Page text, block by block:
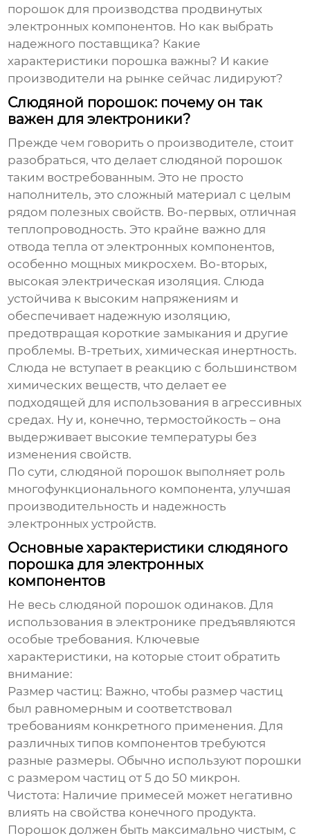
порошок для производства продвинутых
электронных компонентов. Но как выбрать
надежного поставщика? Какие
характеристики порошка важны? И какие
производители на рынке сейчас лидируют?
Слюдяной порошок: почему он так
важен для электроники?
Прежде чем говорить о производителе, стоит
разобраться, что делает слюдяной порошок
таким востребованным. Это не просто
наполнитель, это сложный материал с целым
рядом полезных свойств. Во-первых, отличная
теплопроводность. Это крайне важно для
отвода тепла от электронных компонентов,
особенно мощных микросхем. Во-вторых,
высокая электрическая изоляция. Слюда
устойчива к высоким напряжениям и
обеспечивает надежную изоляцию,
предотвращая короткие замыкания и другие
проблемы. В-третьих, химическая инертность.
Слюда не вступает в реакцию с большинством
химических веществ, что делает ее
подходящей для использования в агрессивных
средах. Ну и, конечно, термостойкость – она
выдерживает высокие температуры без
изменения свойств.
По сути, слюдяной порошок выполняет роль
многофункционального компонента, улучшая
производительность и надежность
электронных устройств.
Основные характеристики слюдяного
порошка для электронных
компонентов
Не весь слюдяной порошок одинаков. Для
использования в электронике предъявляются
особые требования. Ключевые
характеристики, на которые стоит обратить
внимание:
Размер частиц: Важно, чтобы размер частиц
был равномерным и соответствовал
требованиям конкретного применения. Для
различных типов компонентов требуются
разные размеры. Обычно используют порошки
с размером частиц от 5 до 50 микрон.
Чистота: Наличие примесей может негативно
влиять на свойства конечного продукта.
Порошок должен быть максимально чистым, с